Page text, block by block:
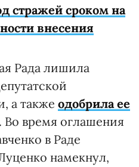
стражей сроком на
внесения
Рада лишила
а также одобрила ее
Во время оглашения
в Раде
намекнул,